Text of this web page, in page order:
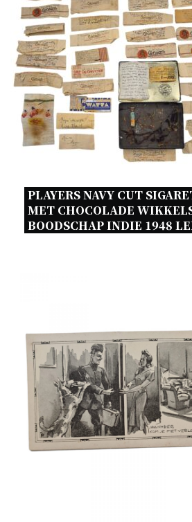
PLAYERS NAVY CUT
MET CHOCOLADE
BOODSCHAP INDIE 1948